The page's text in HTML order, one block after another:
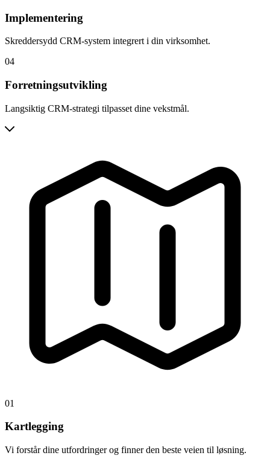
Implementering
Skreddersydd CRM-system integrert i din virksomhet.
04
Forretningsutvikling
Langsiktig CRM-strategi tilpasset dine vekstmål.
01
Kartlegging
Vi forstår dine utfordringer og finner den beste veien til løsning.